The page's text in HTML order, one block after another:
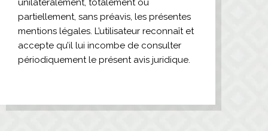
unilatéralement, totalement ou
partiellement, sans préavis, les présentes
mentions légales. L’utilisateur reconnaît et
accepte qu’il lui incombe de consulter
périodiquement le présent avis juridique.